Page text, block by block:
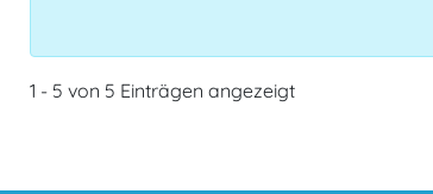
1 - 5 von 5 Einträgen angezeigt